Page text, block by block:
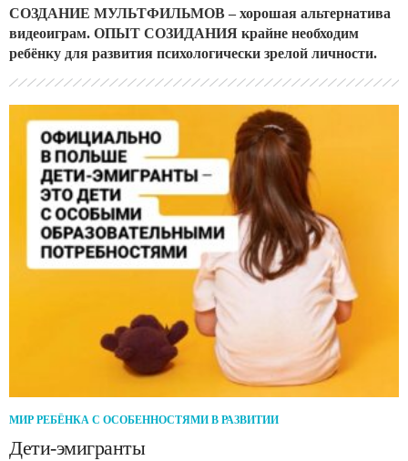
СОЗДАНИЕ МУЛЬТФИЛЬМОВ – хорошая альтернатива
видеоиграм. ОПЫТ СОЗИДАНИЯ крайне необходим
ребёнку для развития психологически зрелой личности.
МИР РЕБЁНКА С ОСОБЕННОСТЯМИ В РАЗВИТИИ
Дети-эмигранты